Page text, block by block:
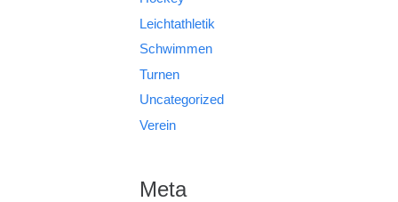
Leichtathletik
Schwimmen
Turnen
Uncategorized
Verein
Meta